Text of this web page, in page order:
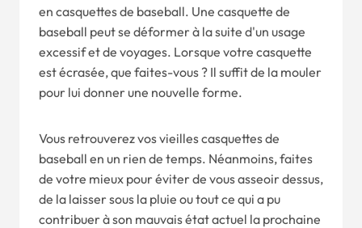
en casquettes de baseball. Une casquette de
baseball peut se déformer à la suite d'un usage
excessif et de voyages. Lorsque votre casquette
est écrasée, que faites-vous ? Il suffit de la mouler
pour lui donner une nouvelle forme.
Vous retrouverez vos vieilles casquettes de
baseball en un rien de temps. Néanmoins, faites
de votre mieux pour éviter de vous asseoir dessus,
de la laisser sous la pluie ou tout ce qui a pu
contribuer à son mauvais état actuel la prochaine